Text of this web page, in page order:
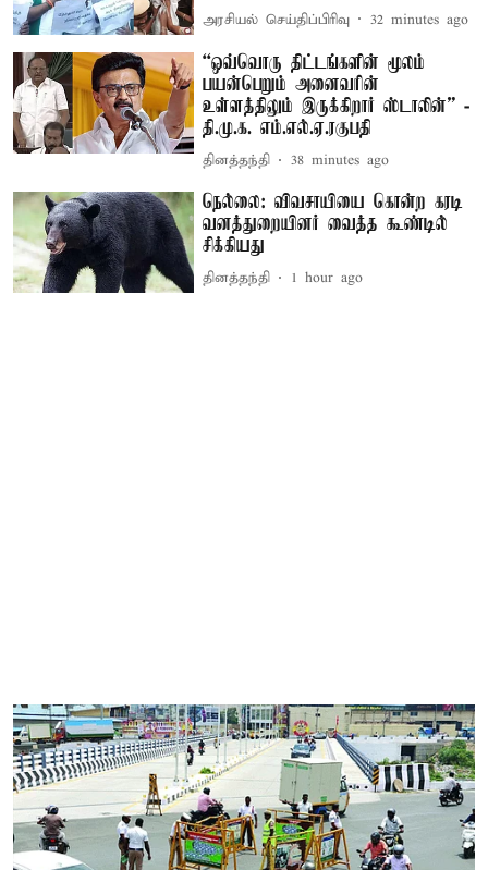
அரசியல் செய்திப்பிரிவு 32 minutes ago
“ஒவ்வொரு திட்டங்களின் மூலம்
பயன்பெறும் அனைவரின்
உள்ளத்திலும் இருக்கிறார் ஸ்டாலின்” -
தி.மு.க. எம்.எல்.ஏ.ரகுபதி
தினத்தந்தி 38 minutes ago
நெல்லை: விவசாயியை கொன்ற கரடி
வனத்துறையினர் வைத்த கூண்டில்
சிக்கியது
தினத்தந்தி 1 hour ago